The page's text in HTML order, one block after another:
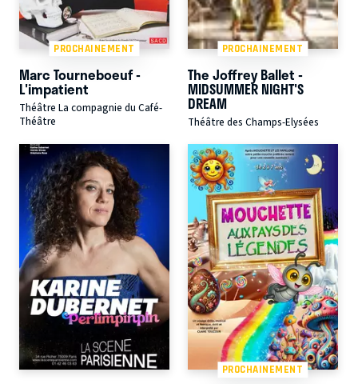
PROCHAINEMENT
Marc Tourneboeuf -
L'impatient
Théâtre La compagnie du Café-
Théâtre
PROCHAINEMENT
The Joffrey Ballet -
MIDSUMMER NIGHT'S
DREAM
Théâtre des Champs-Elysées
PROCHAINEMENT